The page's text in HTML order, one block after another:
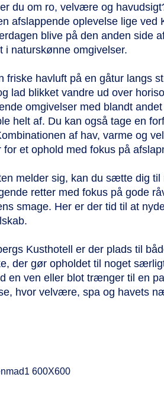
du om ro, velvære og
afslappende oplevelse lige ved
blive på den anden side
i naturskønne omgivelser.
friske havluft på en gåtur langs
lad blikket vandre ud over
omgivelser med blandt
helt af. Du kan også tage en
af hav, varme og
for et ophold med fokus på
melder sig, kan du sætte dig
retter med fokus på gode
smage. Her er der tid til at
Kusthotell er der plads til
der gør opholdet til noget
en ven eller blot trænger til en
hvor velvære, spa og havets